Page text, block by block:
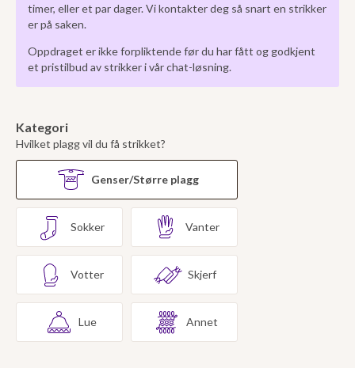
timer, eller et par dager. Vi kontakter deg så snart en strikker
er på saken.
Oppdraget er ikke forpliktende før du har fått og godkjent
et pristilbud av strikker i vår chat-løsning.
Kategori
Hvilket plagg vil du få strikket?
Genser/Større plagg
Sokker Vanter
Votter Skjerf
Lue Annet